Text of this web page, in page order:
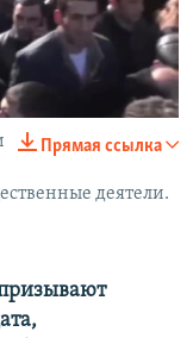
Прямая ссылка
деятели.